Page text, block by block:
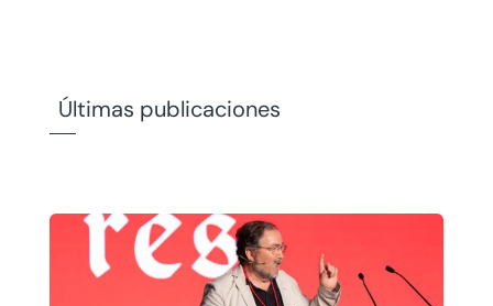
Últimas publicaciones